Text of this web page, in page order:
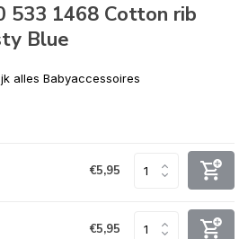
533 1468 Cotton rib
Blue
alles Babyaccessoires
€5,95
€5,95